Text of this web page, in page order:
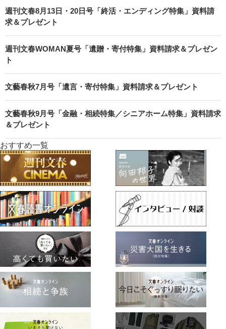
週刊文春8月13日・20日号「終活・エンディング特集」資料請
求＆プレゼント
週刊文春WOMAN夏号「遺贈・寄付特集」資料請求＆プレゼン
ト
文藝春秋7月号「遺言・寄付特集」資料請求＆プレゼント
文藝春秋9月号「金融・相続特集／シニアホーム特集」資料請求
＆プレゼント
おすすめ一覧